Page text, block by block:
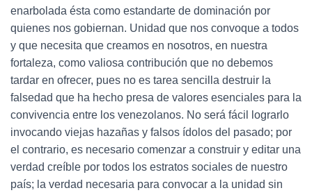
enarbolada ésta como estandarte de dominación por
quienes nos gobiernan. Unidad que nos convoque a todos
y que necesita que creamos en nosotros, en nuestra
fortaleza, como valiosa contribución que no debemos
tardar en ofrecer, pues no es tarea sencilla destruir la
falsedad que ha hecho presa de valores esenciales para la
convivencia entre los venezolanos. No será fácil lograrlo
invocando viejas hazañas y falsos ídolos del pasado; por
el contrario, es necesario comenzar a construir y editar una
verdad creíble por todos los estratos sociales de nuestro
país; la verdad necesaria para convocar a la unidad sin